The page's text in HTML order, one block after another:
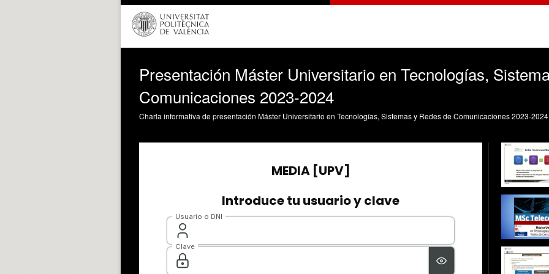
Presentación Máster Universitario en Tecnologías,
Comunicaciones 2023-2024